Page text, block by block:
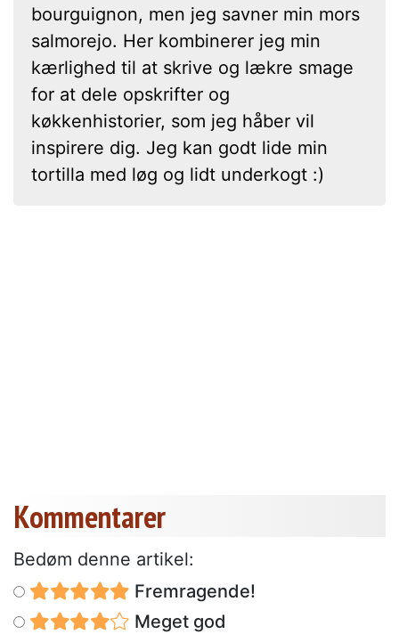
bourguignon, men jeg savner min mors
salmorejo. Her kombinerer jeg min
kærlighed til at skrive og lækre smage
for at dele opskrifter og
køkkenhistorier, som jeg håber vil
inspirere dig. Jeg kan godt lide min
tortilla med løg og lidt underkogt :)
Kommentarer
Bedøm denne artikel:
Fremragende!
Meget god